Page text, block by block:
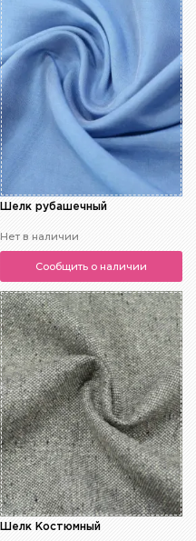
Шелк рубашечный
Нет в наличии
Сообщить о наличии
Шелк Костюмный